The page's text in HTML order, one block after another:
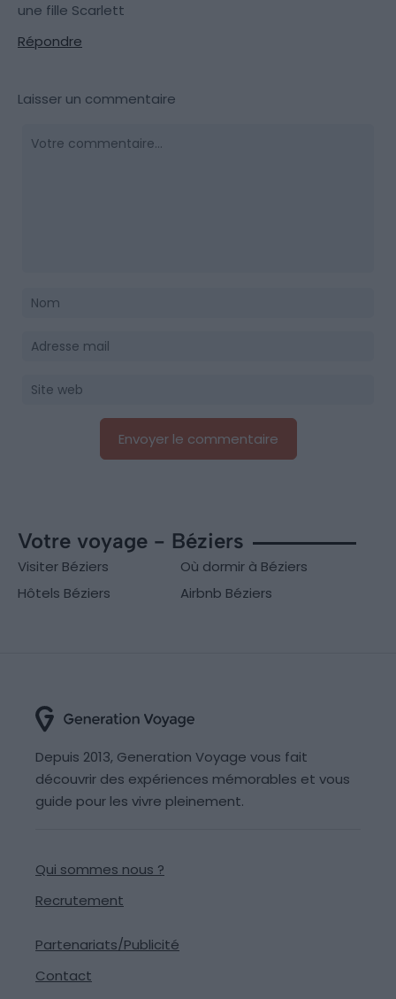
une fille Scarlett
Répondre
Laisser un commentaire
Votre voyage - Béziers
Visiter Béziers
Où dormir à Béziers
Hôtels Béziers
Airbnb Béziers
Depuis 2013, Generation Voyage vous fait
découvrir des expériences mémorables et vous
guide pour les vivre pleinement.
Qui sommes nous ?
Recrutement
Partenariats/Publicité
Contact